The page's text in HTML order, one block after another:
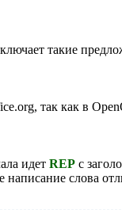
такие
так как в
идет REP с
слова